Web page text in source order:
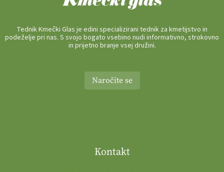
Tednik Kmečki Glas je edini specializirani tednik za kmetijstvo in
podeželje pri nas. S svojo bogato vsebino nudi informativno, strokovno
in prijetno branje vsej družini.
Naročite se
Kontakt